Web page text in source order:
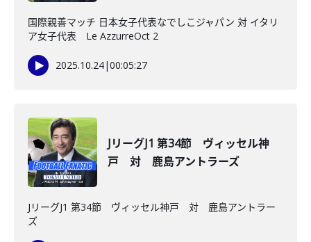
国際親善マッチ 日本女子代表なでしこジャパン 対 イタリ
ア女子代表 Le AzzurreOct 2
2025.10.24|00:05:27
JリーグJ1 第34節 ヴィッセル神
戸 対 鹿島アントラーズ
JリーグJ1 第34節 ヴィッセル神戸 対 鹿島アントラー
ズ